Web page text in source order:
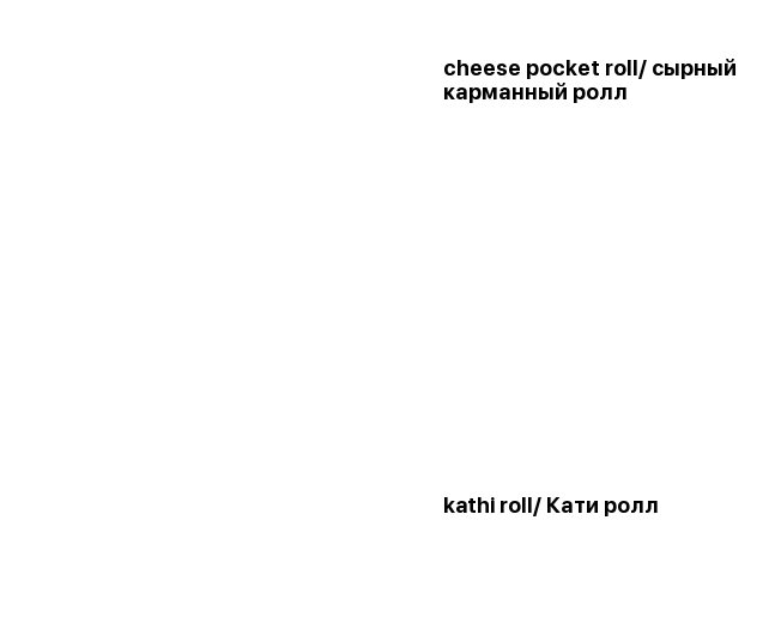
cheese pocket roll/ сырный
карманный ролл
kathi roll/ Кати ролл